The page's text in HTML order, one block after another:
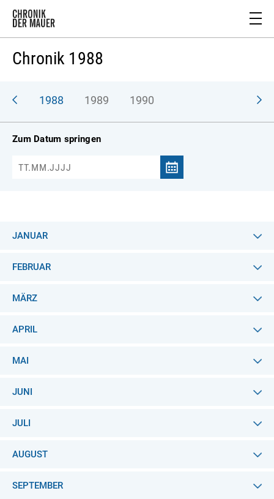
Chronik 1988
1988 1989 1990
Zum Datum springen
JANUAR
FEBRUAR
MÄRZ
APRIL
MAI
JUNI
JULI
AUGUST
SEPTEMBER